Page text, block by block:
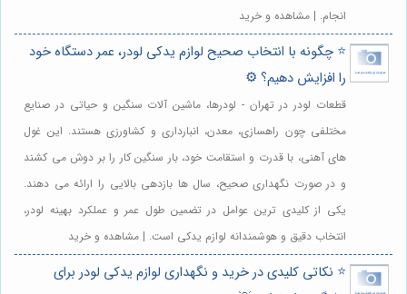
انجام. | مشاهده و خرید
⭐️ چگونه با انتخاب صحیح لوازم یدکی لودر، عمر دستگاه خود
را افزایش دهیم؟ ⚙️
قطعات لودر در تهران - لودرها، ماشین آلات سنگین و حیاتی در صنایع
مختلفی چون راهسازی، معدن، انبارداری و کشاورزی هستند. این غول
های آهنی، با قدرت و استقامت خود، بار سنگین کار را بر دوش می کشند
و در صورت نگهداری صحیح، سال ها بازدهی بالایی را ارائه می دهند.
یکی از کلیدی ترین عوامل در تضمین طول عمر و عملکرد بهینه لودر،
انتخاب دقیق و هوشمندانه لوازم یدکی است. | مشاهده و خرید
⭐️ نکاتی کلیدی در خرید و نگهداری لوازم یدکی لودر برای